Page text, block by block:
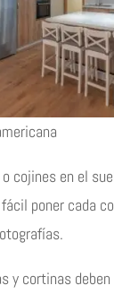
cojines en el
poner cada
y cortinas